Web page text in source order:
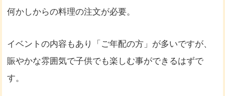
何かしからの料理の注文が必要。
イベントの内容もあり「ご年配の方」が多いですが、
賑やかな雰囲気で子供でも楽しむ事ができるはずで
す。